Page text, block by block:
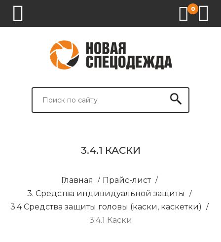
0
СПЕЦОДЕЖДА
СПЕЦОБУВЬ
СРЕДСТВА
ВСПОМОГАТЕЛЬНЫЕ
БРЕНДИРОВАНИЕ
3.4.1 КАСКИ
Главная / Прайс-лист /
3. Средства индивидуальной защиты /
3.4 Средства защиты головы (каски, каскетки) /
3.4.1 Каски